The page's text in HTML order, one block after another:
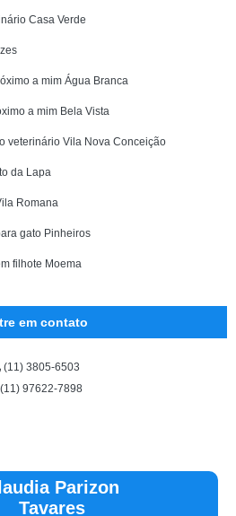
Casa Verde
a mim Água Branca
a mim Bela Vista
veterinário Vila Nova Conceição
da Lapa
Romana
gato Pinheiros
filhote Moema
em contato
(11) 3805-6503
(11) 97622-7898